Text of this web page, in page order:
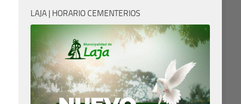
LAJA | HORARIO CEMENTERIOS